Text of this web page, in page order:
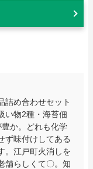
詰め合わせセット
い物2種・海苔佃
か。どれも化学
ず味付けしてある
。江戸町火消しを
舗らしくて〇。知